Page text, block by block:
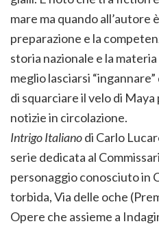
mare ma quando all’autore
preparazione e la
storia nazionale e la
meglio lasciarsi
di squarciare il velo di
notizie in circolazione.
Intrigo Italianodi Carlo
serie dedicata al
personaggio conosciuto in
torbida, Via delle oche
Opere che assieme a